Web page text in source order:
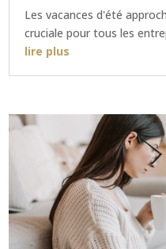
Les vacances d'été
cruciale pour tous les
lire plus